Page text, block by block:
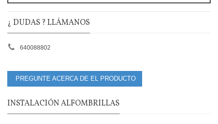
¿ DUDAS ? LLÁMANOS
640088802
PREGUNTE ACERCA DE EL PRODUCTO
INSTALACIÓN ALFOMBRILLAS